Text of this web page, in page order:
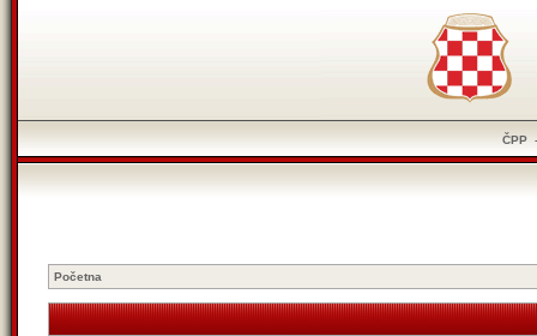
ČPP
Početna